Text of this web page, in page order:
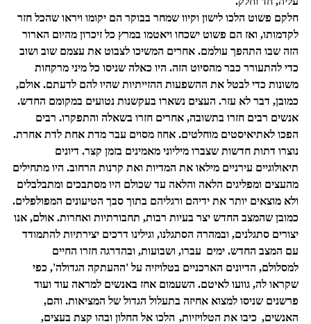
חלקם פשוט הלכו לישון וקיוו שמחר בבוקר הם יקומו ויראו שהכל חזר
לקדמותו, ואז הם פשוט ישכחו ויאטמו במרץ כל זיכרון מהיום הארור
הזה שבו התהפך עולמם. אחרים המשיכו לצבוט את עצמם שוב ושוב
כדי להתעורר כבר מהסיוט הזה. היו כאלה שניסו כל מיני מרקחות
משונות כדי לבטל את ההשפעות ההזייתיות שהיו להם לדעתם. אולם,
כמובן, דבר לא עזר. העצים נשארו בעקשנות נטועים במקומם החדש.
אנשים רבים חזרו בתשובה, אחרים חזרו בשאלה והתפקרו. רבים
הפכו לאתיאיסטים מוחלטים. אחוז מסוים עבר מדת אחת לדת אחרת.
נוצרו דתות חדשות שצברו מיליוני מאמינים בזמן קצר. דיונים
תיאולוגיים עירניים מילאו את המדיות ואת קרנות הרחוב. היו מתחילים
מהעצים ומפליגים הלאה והלאה עד שכולם היו מסתבכים ומתבלבלים
ולא מוצאים יותר את ידיהם ורגליהם בתוך סבך הטיעונים המפולפלים.
כמובן שהמצב החדש יצר בעיות רבות, תחבורתיות ואחרות. אולם, אנו
יצורים סתגלנים, ובמהרה הסתגלנו, וגילינו דרכים יצירתיות להתמודד
עם המצב החדש. ימים עברו, ושבועות, ובהדרגה חזרו החיים
למסלולם, הדיונים הארכניים בטלויזיה על 'ההעתקה הגדולה', כפי
שקראו לה, גוועו לאיטם. השעמום אחז באנשים למראה עוד ועוד
פרשנים שניסו למצוא אחיזה בתעלול הגדול של המציאות. והם,
האנשים, כיבו את הטלויזיות, הלכו אל החלון ובהו קצת בעצים,